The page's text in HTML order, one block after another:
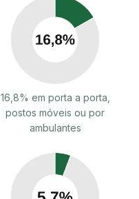
16,8% em porta a porta,
postos móveis ou por
ambulantes